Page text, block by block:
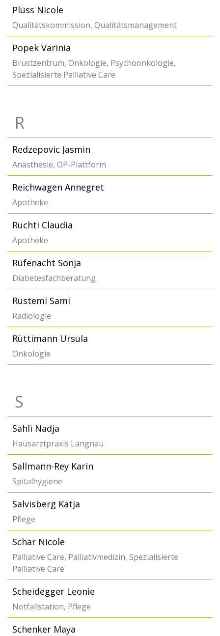
Plüss Nicole
Qualitätskommission, Qualitätsmanagement
Popek Varinia
Brustzentrum, Onkologie, Psychoonkologie,
Spezialisierte Palliative Care
R
Redzepovic Jasmin
Anästhesie, OP-Plattform
Reichwagen Annegret
Apotheke
Ruchti Claudia
Apotheke
Rüfenacht Sonja
Diabetesfachberatung
Rustemi Sami
Radiologie
Rüttimann Ursula
Onkologie
S
Sahli Nadja
Hausarztpraxis Langnau
Sallmann-Rey Karin
Spitalhygiene
Salvisberg Katja
Pflege
Schär Nicole
Palliative Care, Palliativmedizin, Spezialisierte
Palliative Care
Scheidegger Leonie
Notfallstation, Pflege
Schenker Maya